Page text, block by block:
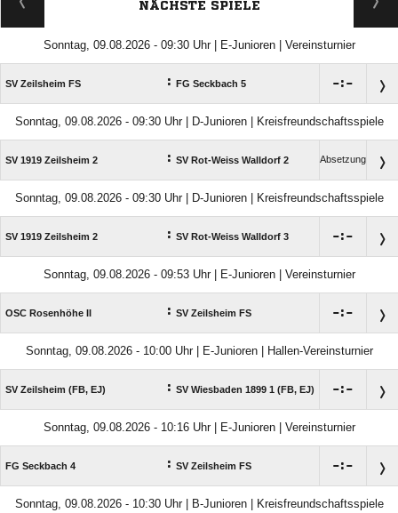
NÄCHSTE SPIELE
Sonntag, 09.08.2026 - 09:30 Uhr | E-Junioren | Vereinsturnier
SV Zeilsheim FS : FG Seckbach 5 :
Sonntag, 09.08.2026 - 09:30 Uhr | D-Junioren | Kreisfreundschaftsspiele
SV 1919 Zeilsheim 2 : SV Rot-Weiss Walldorf 2 Absetzung
Sonntag, 09.08.2026 - 09:30 Uhr | D-Junioren | Kreisfreundschaftsspiele
SV 1919 Zeilsheim 2 : SV Rot-Weiss Walldorf 3 :
Sonntag, 09.08.2026 - 09:53 Uhr | E-Junioren | Vereinsturnier
OSC Rosenhöhe II : SV Zeilsheim FS :
Sonntag, 09.08.2026 - 10:00 Uhr | E-Junioren | Hallen-Vereinsturnier
SV Zeilsheim (FB, EJ) : SV Wiesbaden 1899 1 (FB, EJ) :
Sonntag, 09.08.2026 - 10:16 Uhr | E-Junioren | Vereinsturnier
FG Seckbach 4 : SV Zeilsheim FS :
Sonntag, 09.08.2026 - 10:30 Uhr | B-Junioren | Kreisfreundschaftsspiele